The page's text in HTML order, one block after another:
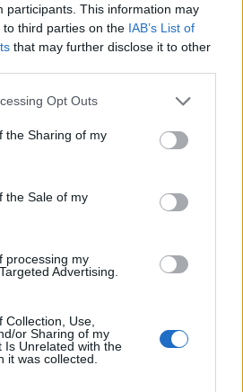
participants. This information may
third parties on the IAB’s List of
that may further disclose it to other
app uses one or more Google
usage behaviour. You may click to
Google and its third-party tags to
specified purposes in below Google
Opt Outs
the Sharing of my
the Sale of my
processing my
Advertising.
Use,
or Sharing of my
Is Unrelated with the
it was collected.
για τον Αρχιεπίσκοπο
και τον Νίκο Δένδια